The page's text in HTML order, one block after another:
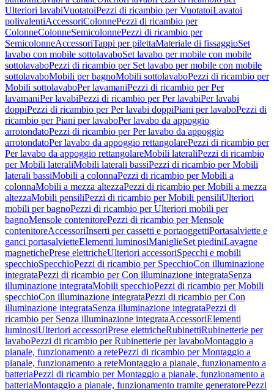
Ulteriori lavabiVuotatoiPezzi di ricambio per VuotatoiLavatoi
polivalentiAccessoriColonnePezzi di ricambio per
ColonneColonneSemicolonnePezzi di ricambio per
SemicolonneAccessoriTappi per pilettaMateriale di fissaggioSet
lavabo con mobile sottolavaboSet lavabo per mobile con mobile
sottolavaboPezzi di ricambio per Set lavabo per mobile con mobile
sottolavaboMobili per bagnoMobili sottolavaboPezzi di ricambio per
Mobili sottolavaboPer lavamaniPezzi di ricambio per Per
lavamaniPer lavabiPezzi di ricambio per Per lavabiPer lavabi
doppiPezzi di ricambio per Per lavabi doppiPiani per lavaboPezzi di
ricambio per Piani per lavaboPer lavabo da appoggio
arrotondatoPezzi di ricambio per Per lavabo da appoggio
arrotondatoPer lavabo da appoggio rettangolarePezzi di ricambio per
Per lavabo da appoggio rettangolareMobili lateraliPezzi di ricambio
per Mobili lateraliMobili laterali bassiPezzi di ricambio per Mobili
laterali bassiMobili a colonnaPezzi di ricambio per Mobili a
colonnaMobili a mezza altezzaPezzi di ricambio per Mobili a mezza
altezzaMobili pensiliPezzi di ricambio per Mobili pensiliUlteriori
mobili per bagnoPezzi di ricambio per Ulteriori mobili per
bagnoMensole contenitorePezzi di ricambio per Mensole
contenitoreAccessoriInserti per cassetti e portaoggettiPortasalviette e
ganci portasalvietteElementi luminosiManiglieSet piediniLavagne
magnetichePrese elettricheUlteriori accessoriSpecchi e mobili
specchioSpecchioPezzi di ricambio per SpecchioCon illuminazione
integrataPezzi di ricambio per Con illuminazione integrataSenza
illuminazione integrataMobili specchioPezzi di ricambio per Mobili
specchioCon illuminazione integrataPezzi di ricambio per Con
illuminazione integrataSenza illuminazione integrataPezzi di
ricambio per Senza illuminazione integrataAccessoriElementi
luminosiUlteriori accessoriPrese elettricheRubinettiRubinetterie per
lavaboPezzi di ricambio per Rubinetterie per lavaboMontaggio a
pianale, funzionamento a retePezzi di ricambio per Montaggio a
pianale, funzionamento a reteMontaggio a pianale, funzionamento a
batteriaPezzi di ricambio per Montaggio a pianale, funzionamento a
batteriaMontaggio a pianale, funzionamento tramite generatorePezzi